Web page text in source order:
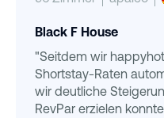
Black F House
"Seitdem wir
Shortstay-Raten
wir deutliche
RevPar erzielen